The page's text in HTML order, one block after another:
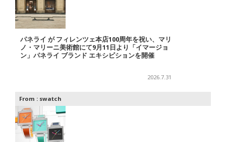
パネライ が フィレンツェ本店100周年を祝い、マリ
ノ・マリーニ美術館にて9月11日より「イマージョ
ン」パネライ ブランド エキシビションを開催
2026.7.31
From : swatch